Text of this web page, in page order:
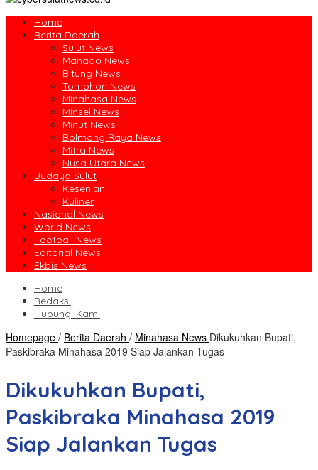
Home
Berita Daerah
Sulut News
Manado News
Bitung News
Tomohon News
Minahasa News
Minsel News
Minut News
Bolmong Raya News
Mitra News
Nusa Utara News
Budaya Sulut
Kesenian
Kuliner
Nasional News
World News
Football News
Editorial News
Ekbis News
Home
Redaksi
Hubungi Kami
Homepage / Berita Daerah / Minahasa News Dikukuhkan Bupati,
Paskibraka Minahasa 2019 Siap Jalankan Tugas
Dikukuhkan Bupati,
Paskibraka Minahasa 2019
Siap Jalankan Tugas